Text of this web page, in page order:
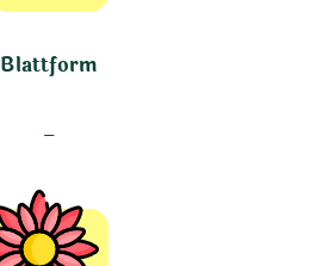
Blattform
–